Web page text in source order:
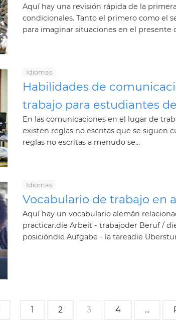
Aquí hay una revisión rápida de la
condicionales. Tanto el primero como el
para imaginar situaciones en el presente
Idiomas
Habilidades de
trabajo para estudiantes
En las comunicaciones en el lugar de
existen reglas no escritas que se siguen
reglas no escritas a menudo se...
Idiomas
Vocabulario de trabajo en
Aquí hay un vocabulario alemán
practicar.die Arbeit - trabajoder Beruf /
posicióndie Aufgabe - la tareadie
1 2 3 4 ...